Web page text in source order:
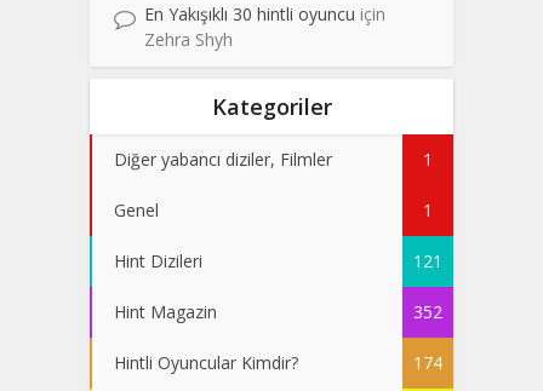
En Yakışıklı 30 hintli oyuncu için
Zehra Shyh
Kategoriler
Diğer yabancı diziler, Filmler 1
Genel 1
Hint Dizileri 121
Hint Magazin 352
Hintli Oyuncular Kimdir? 174